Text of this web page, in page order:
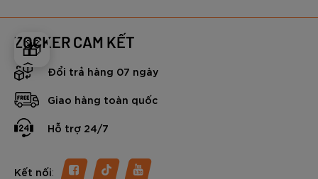
🎁
ZOCKER CAM KẾT
Đổi trả hàng 07 ngày
Giao hàng toàn quốc
Hỗ trợ 24/7
Kết nối: